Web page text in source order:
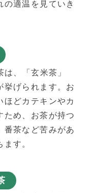
の適温を見ていき
、
「玄米茶」
挙げられます。お
ほどカテキンやカ
ため、お茶が持つ
番茶など苦みがあ
す。